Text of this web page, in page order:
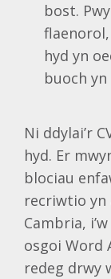
bost.
hyd yn
buoch
Ni ddylai’r
hyd. Er
blociau
recriwtio yn
Cambria,
osgoi Word
redeg drwy